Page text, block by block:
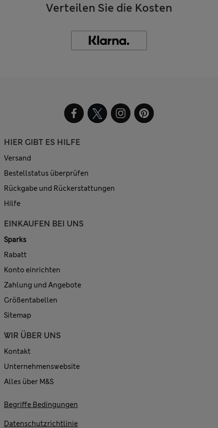
Verteilen Sie die Kosten
HIER GIBT ES HILFE
Versand
Bestellstatus überprüfen
Rückgabe und Rückerstattungen
Hilfe
EINKAUFEN BEI UNS
Sparks
Rabatt
Konto einrichten
Zahlung und Angebote
Größentabellen
Sitemap
WIR ÜBER UNS
Kontakt
Unternehmenswebsite
Alles über M&S
Begriffe Bedingungen
Datenschutzrichtlinie